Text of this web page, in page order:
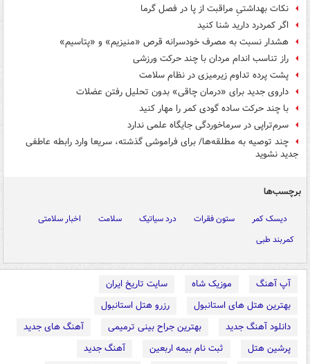
نکات بهداشتیِ مراقبت از پا در فصل گرما
اگر کمردرد دارید شنا کنید
هشدار نسبت به مصرف خودسرانه قرص «منیزیم» و «پتاسیم»
راز تناسب اندام مردان با چند حرکت ورزشی
پشت پرده تداوم زیرمیزی در نظام سلامت
داروی جدید برای «درمان چاقی» بدون تحلیل رفتن عضلات
با چند حرکت ساده گودی کمر را مهار کنید
سرم‌تراپی در سرماخوردگی جایگاه علمی ندارد
چند توصیه به مطلقه‌ها/ برای فراموشی گذشته، سریعا وارد رابطه عاطفی
جدید نشوید
برچسب‌ها
دیسک کمر ستون فقرات درد سیاتیک سلامت
اخبار سلامتی
کمربند طبی
آپ آهنگ موزیک شاه
سایت تاریخ ایران
بهترین هتل های استانبول
رزرو هتل استانبول
دانلود آهنگ جدید
بهترین جراح بینی ترمیمی
آهنگ های جدید
پرشین هتل
ثبت نام بیمه اربعین
آهنگ جدید